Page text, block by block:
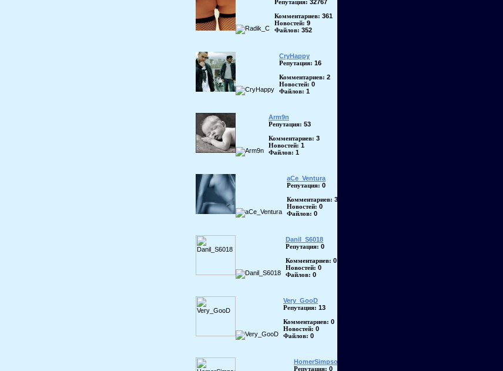
Репутация: 32767
Комментариев: 361
Новостей: 9
Файлов: 352
CryHappy
Репутация: 16
Комментариев: 2
Новостей: 0
Файлов: 1
Arm9n
Репутация: 53
Комментариев: 3
Новостей: 1
Файлов: 1
aCe_Ventura
Репутация: 0
Комментариев: 3
Новостей: 0
Файлов: 0
Danil_S6018
Репутация: 0
Комментариев: 0
Новостей: 0
Файлов: 0
Very_GooD
Репутация: 13
Комментариев: 0
Новостей: 0
Файлов: 0
HomerSimpson
Репутация: 0